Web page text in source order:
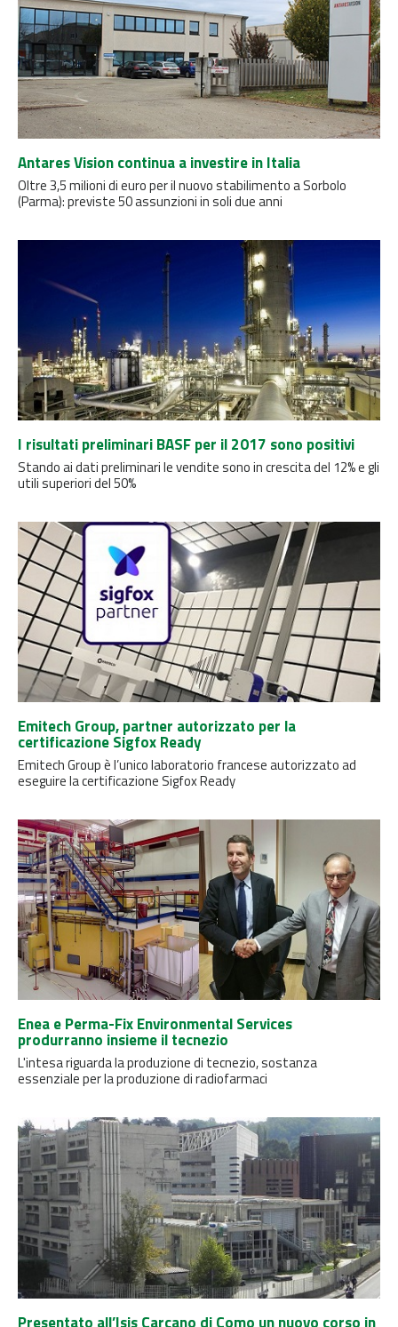
Antares Vision continua a investire in Italia
Oltre 3,5 milioni di euro per il nuovo stabilimento a Sorbolo
(Parma): previste 50 assunzioni in soli due anni
I risultati preliminari BASF per il 2017 sono positivi
Stando ai dati preliminari le vendite sono in crescita del 12% e gli
utili superiori del 50%
Emitech Group, partner autorizzato per la
certificazione Sigfox Ready
Emitech Group è l’unico laboratorio francese autorizzato ad
eseguire la certificazione Sigfox Ready
Enea e Perma-Fix Environmental Services
produrranno insieme il tecnezio
L'intesa riguarda la produzione di tecnezio, sostanza
essenziale per la produzione di radiofarmaci
Presentato all’Isis Carcano di Como un nuovo corso in